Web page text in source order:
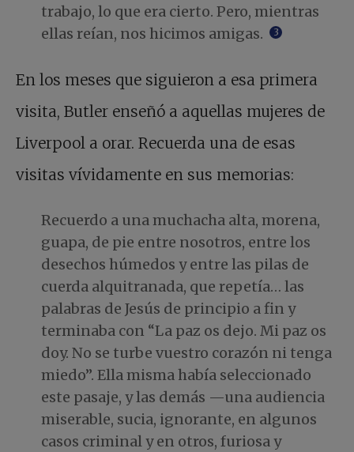
trabajo, lo que era cierto. Pero, mientras
ellas reían, nos hicimos amigas.
3
En los meses que siguieron a esa primera
visita, Butler enseñó a aquellas mujeres de
Liverpool a orar. Recuerda una de esas
visitas vívidamente en sus memorias:
Recuerdo a una muchacha alta, morena,
guapa, de pie entre nosotros, entre los
desechos húmedos y entre las pilas de
cuerda alquitranada, que repetía… las
palabras de Jesús de principio a fin y
terminaba con “La paz os dejo. Mi paz os
doy. No se turbe vuestro corazón ni tenga
miedo”. Ella misma había seleccionado
este pasaje, y las demás —una audiencia
miserable, sucia, ignorante, en algunos
casos criminal y en otros, furiosa y